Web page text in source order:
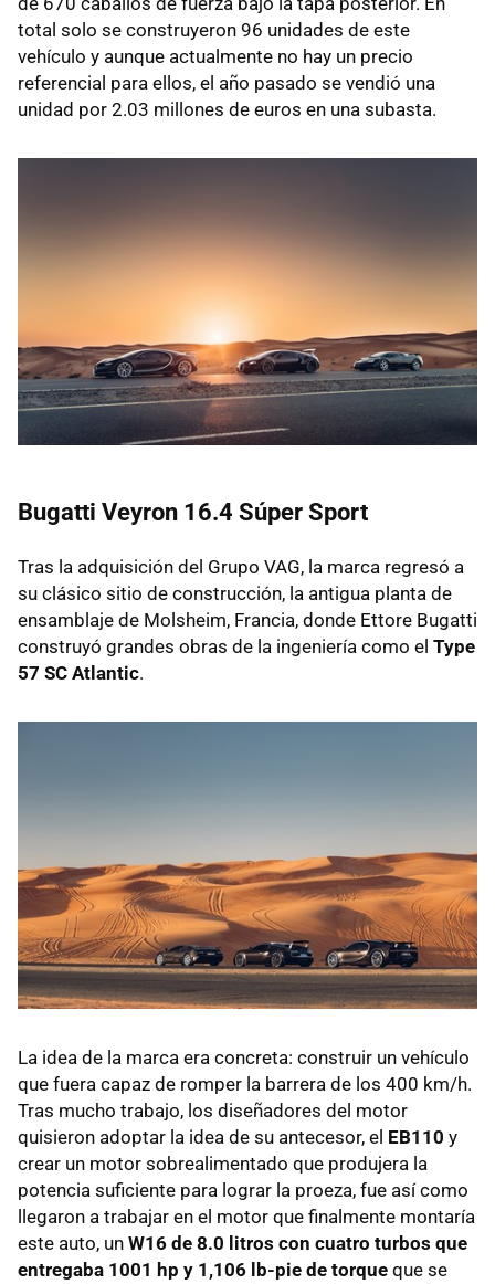
total solo se construyeron 96 unidades de este
vehículo y aunque actualmente no hay un precio
referencial para ellos, el año pasado se vendió una
unidad por 2.03 millones de euros en una subasta.
Bugatti Veyron 16.4 Súper Sport
Tras la adquisición del Grupo VAG, la marca regresó a
su clásico sitio de construcción, la antigua planta de
ensamblaje de Molsheim, Francia, donde Ettore Bugatti
construyó grandes obras de la ingeniería como el Type
57 SC Atlantic.
La idea de la marca era concreta: construir un vehículo
que fuera capaz de romper la barrera de los 400 km/h.
Tras mucho trabajo, los diseñadores del motor
quisieron adoptar la idea de su antecesor, el EB110 y
crear un motor sobrealimentado que produjera la
potencia suficiente para lograr la proeza, fue así como
llegaron a trabajar en el motor que finalmente montaría
este auto, un W16 de 8.0 litros con cuatro turbos que
entregaba 1001 hp y 1,106 lb-pie de torque que se